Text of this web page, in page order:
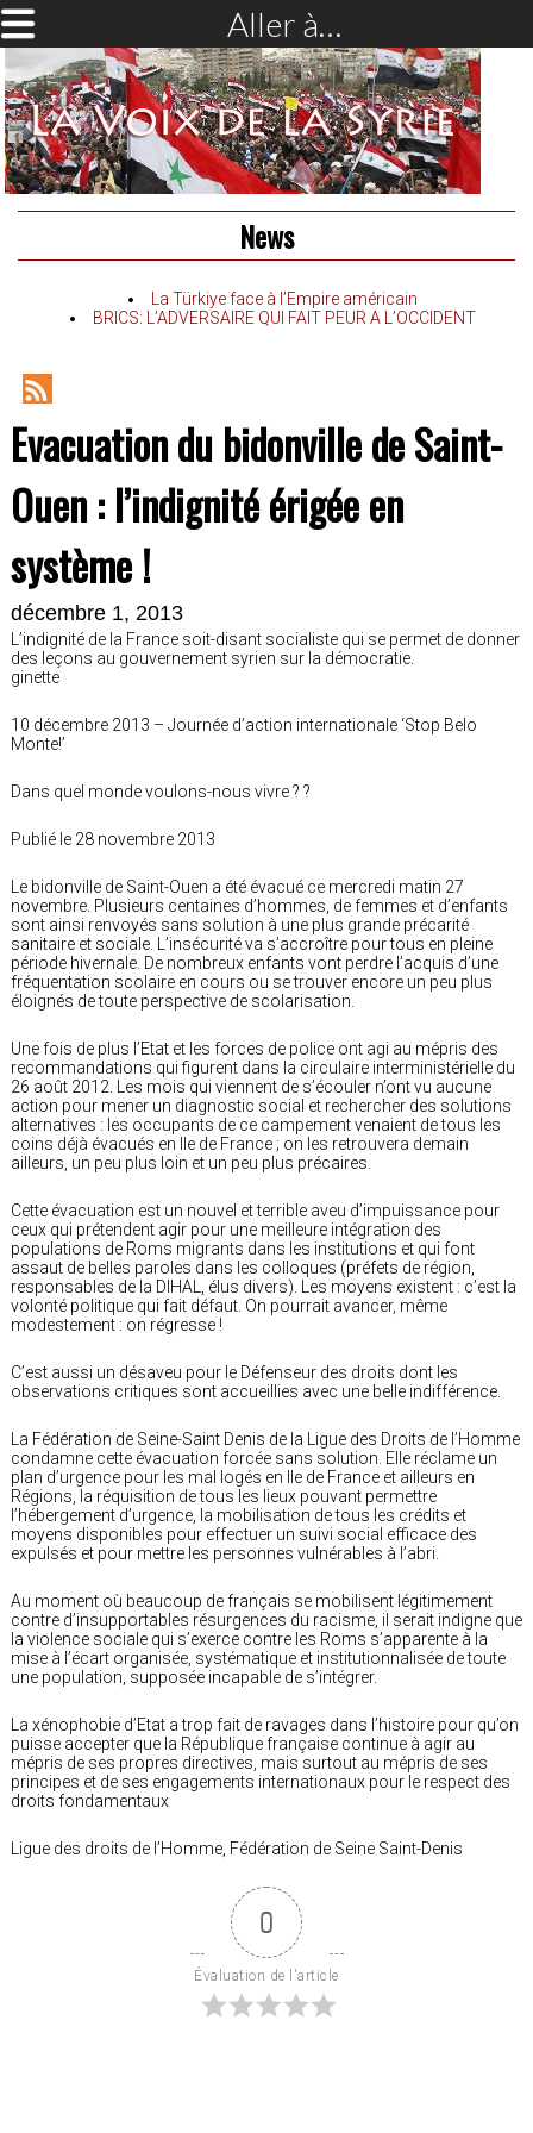
Aller à…
News
La Türkiye face à l’Empire américain
BRICS: L’ADVERSAIRE QUI FAIT PEUR A L’OCCIDENT
RSS
Feed
Evacuation du bidonville de Saint-
Ouen : l’indignité érigée en
système !
décembre 1, 2013
L’indignité de la France soit-disant socialiste qui se permet de donner
des leçons au gouvernement syrien sur la démocratie.
ginette
10 décembre 2013 – Journée d’action internationale ‘Stop Belo
Monte!’
Dans quel monde voulons-nous vivre ? ?
Publié le 28 novembre 2013
Le bidonville de Saint-Ouen a été évacué ce mercredi matin 27
novembre. Plusieurs centaines d’hommes, de femmes et d’enfants
sont ainsi renvoyés sans solution à une plus grande précarité
sanitaire et sociale. L’insécurité va s’accroître pour tous en pleine
période hivernale. De nombreux enfants vont perdre l’acquis d’une
fréquentation scolaire en cours ou se trouver encore un peu plus
éloignés de toute perspective de scolarisation.
Une fois de plus l’Etat et les forces de police ont agi au mépris des
recommandations qui figurent dans la circulaire interministérielle du
26 août 2012. Les mois qui viennent de s’écouler n’ont vu aucune
action pour mener un diagnostic social et rechercher des solutions
alternatives : les occupants de ce campement venaient de tous les
coins déjà évacués en Ile de France ; on les retrouvera demain
ailleurs, un peu plus loin et un peu plus précaires.
Cette évacuation est un nouvel et terrible aveu d’impuissance pour
ceux qui prétendent agir pour une meilleure intégration des
populations de Roms migrants dans les institutions et qui font
assaut de belles paroles dans les colloques (préfets de région,
responsables de la DIHAL, élus divers). Les moyens existent : c’est la
volonté politique qui fait défaut. On pourrait avancer, même
modestement : on régresse !
C’est aussi un désaveu pour le Défenseur des droits dont les
observations critiques sont accueillies avec une belle indifférence.
La Fédération de Seine-Saint Denis de la Ligue des Droits de l’Homme
condamne cette évacuation forcée sans solution. Elle réclame un
plan d’urgence pour les mal logés en Ile de France et ailleurs en
Régions, la réquisition de tous les lieux pouvant permettre
l’hébergement d’urgence, la mobilisation de tous les crédits et
moyens disponibles pour effectuer un suivi social efficace des
expulsés et pour mettre les personnes vulnérables à l’abri.
Au moment où beaucoup de français se mobilisent légitimement
contre d’insupportables résurgences du racisme, il serait indigne que
la violence sociale qui s’exerce contre les Roms s’apparente à la
mise à l’écart organisée, systématique et institutionnalisée de toute
une population, supposée incapable de s’intégrer.
La xénophobie d’Etat a trop fait de ravages dans l’histoire pour qu’on
puisse accepter que la République française continue à agir au
mépris de ses propres directives, mais surtout au mépris de ses
principes et de ses engagements internationaux pour le respect des
droits fondamentaux
Ligue des droits de l’Homme, Fédération de Seine Saint-Denis
0
Évaluation de l'article